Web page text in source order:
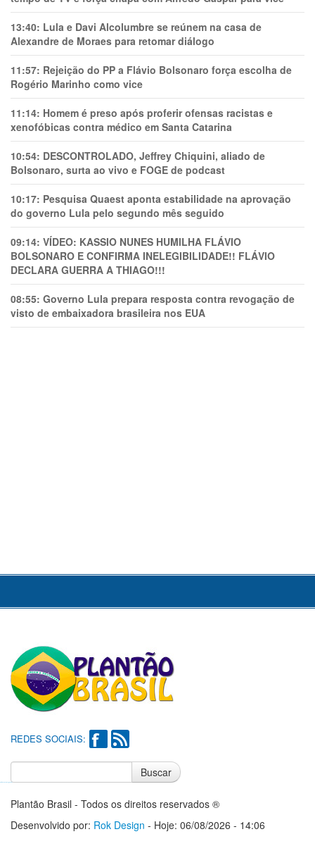
13:40: Lula e Davi Alcolumbre se reúnem na casa de
Alexandre de Moraes para retomar diálogo
11:57: Rejeição do PP a Flávio Bolsonaro força escolha de
Rogério Marinho como vice
11:14: Homem é preso após proferir ofensas racistas e
xenofóbicas contra médico em Santa Catarina
10:54: DESCONTROLADO, Jeffrey Chiquini, aliado de
Bolsonaro, surta ao vivo e FOGE de podcast
10:17: Pesquisa Quaest aponta estabilidade na aprovação
do governo Lula pelo segundo mês seguido
09:14: VÍDEO: KASSIO NUNES HUMlLHA FLÁVIO
BOLSONARO E CONFIRMA INELEGIBILIDADE!! FLÁVIO
DECLARA GUERRA A THIAGO!!!
08:55: Governo Lula prepara resposta contra revogação de
visto de embaixadora brasileira nos EUA
REDES SOCIAIS:
Buscar
Plantão Brasil - Todos os direitos reservados ®
Desenvolvido por: Rok Design - Hoje: 06/08/2026 - 14:06